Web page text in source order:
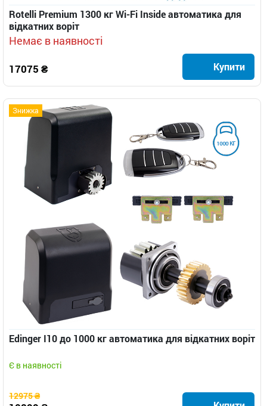
Rotelli Premium 1300 кг Wi-Fi Inside автоматика для
відкатних воріт
Немає в наявності
17075 ₴ Купити
Знижка
Edinger I10 до 1000 кг автоматика для відкатних воріт
Є в наявності
12975 ₴